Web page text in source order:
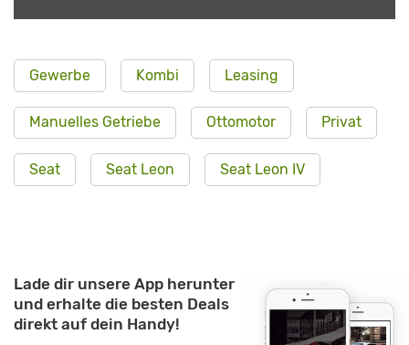
Gewerbe Kombi Leasing
Manuelles Getriebe Ottomotor Privat
Seat Seat Leon Seat Leon IV
Lade dir unsere App herunter
und erhalte die besten Deals
direkt auf dein Handy!